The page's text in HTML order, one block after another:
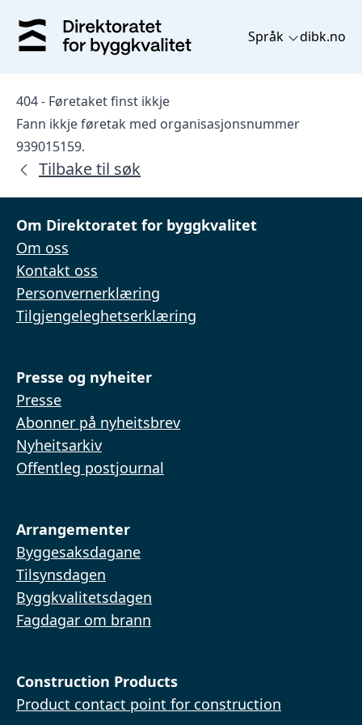
Språk dibk.no
404 - Føretaket finst ikkje
Fann ikkje føretak med organisasjonsnummer
939015159.
Tilbake til søk
Om Direktoratet for byggkvalitet
Om oss
Kontakt oss
Personvernerklæring
Tilgjengeleghetserklæring
Presse og nyheiter
Presse
Abonner på nyheitsbrev
Nyheitsarkiv
Offentleg postjournal
Arrangementer
Byggesaksdagane
Tilsynsdagen
Byggkvalitetsdagen
Fagdagar om brann
Construction Products
Product contact point for construction